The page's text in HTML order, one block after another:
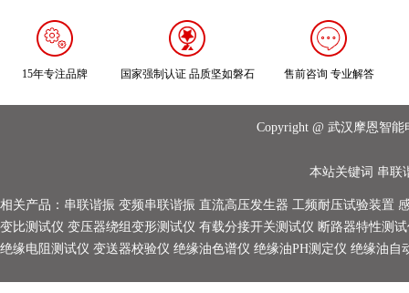
15年专注品牌 国家强制认证 品质坚如磐石 售前咨询 专业解答
Copyright @ 武汉摩恩智
本站关键词 串联
相关产品： 串联谐振 变频串联谐振 直流高压发生器 工频耐压试验装置
变比测试仪 变压器绕组变形测试仪 有载分接开关测试仪 断路器特性测
绝缘电阻测试仪 变送器校验仪 绝缘油色谱仪 绝缘油PH测定仪 绝缘油自